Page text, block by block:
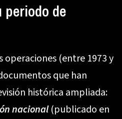
de
operaciones (entre 1973 y
que han
histórica ampliada:
nacional(publicado en